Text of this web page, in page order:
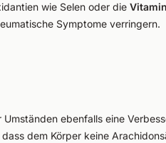
wie Selen oder die
Symptome verringern.
Umständen ebenfalls eine
dem Körper keine